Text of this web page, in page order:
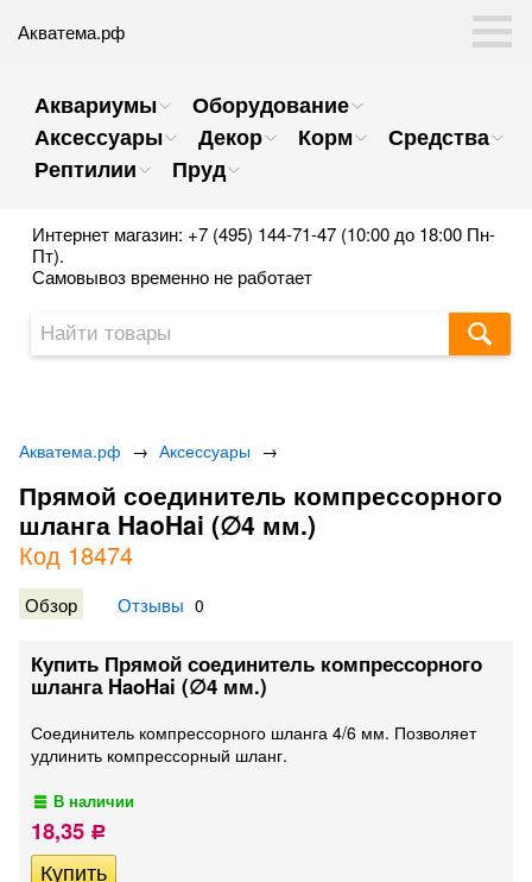
Акватема.рф
Аквариумы
Оборудование
Аксессуары
Декор Корм
Средства
Рептилии
Пруд
Интернет магазин: +7 (495) 144-71-47 (10:00 до 18:00 Пн-
Пт).
Самовывоз временно не работает
Акватема.рф → Аксессуары →
Прямой соединитель компрессорного
шланга HaoHai (∅4 мм.)
Код 18474
Обзор Отзывы 0
Купить Прямой соединитель компрессорного
шланга HaoHai (∅4 мм.)
Соединитель компрессорного шланга 4/6 мм. Позволяет
удлинить компрессорный шланг.
В наличии
18,35 Р